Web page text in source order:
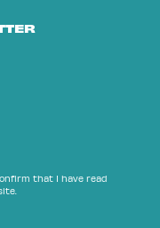
that I have read